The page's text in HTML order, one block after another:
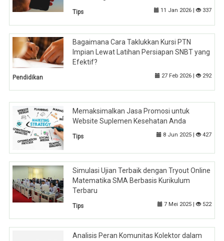
Tips 11 Jan 2026 | 337
Bagaimana Cara Taklukkan Kursi PTN
Impian Lewat Latihan Persiapan SNBT yang
Efektif?
Pendidikan 27 Feb 2026 | 292
Memaksimalkan Jasa Promosi untuk
Website Suplemen Kesehatan Anda
Tips 8 Jun 2025 | 427
Simulasi Ujian Terbaik dengan Tryout Online
Matematika SMA Berbasis Kurikulum
Terbaru
Tips 7 Mei 2025 | 522
Analisis Peran Komunitas Kolektor dalam